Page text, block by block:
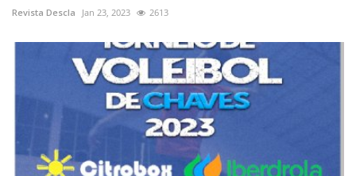
Revista Descla Jan 23, 2023 2613